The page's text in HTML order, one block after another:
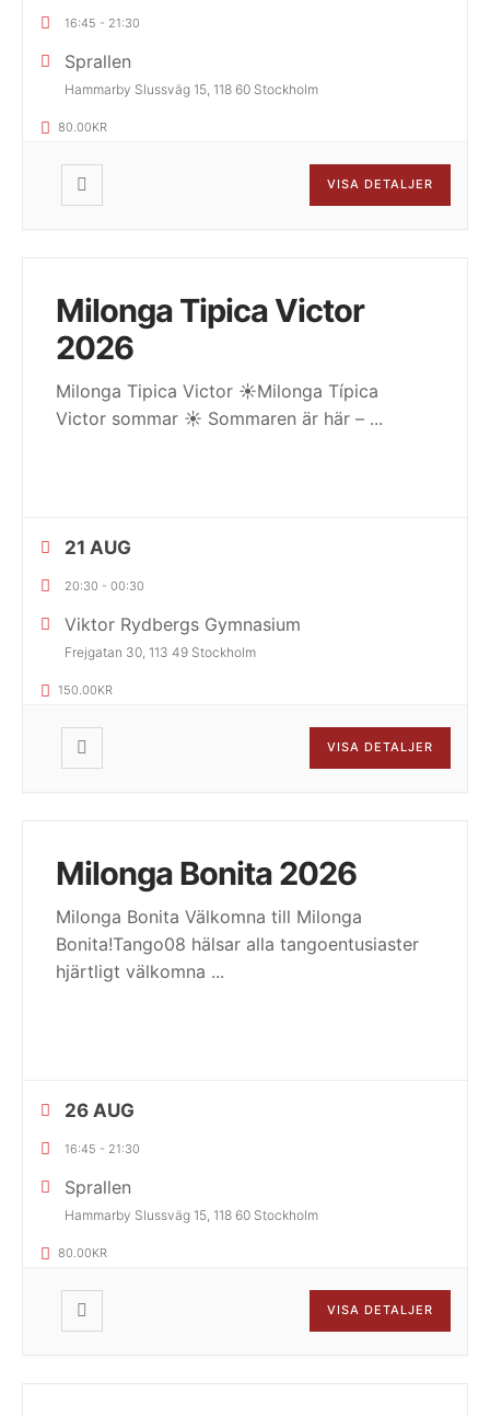
16:45 - 21:30
Sprallen
Hammarby Slussväg 15, 118 60 Stockholm
80.00KR
VISA DETALJER
Milonga Tipica Victor
2026
Milonga Tipica Victor ☀️Milonga Típica
Victor sommar ☀️ Sommaren är här – ...
21 AUG
20:30 - 00:30
Viktor Rydbergs Gymnasium
Frejgatan 30, 113 49 Stockholm
150.00KR
VISA DETALJER
Milonga Bonita 2026
Milonga Bonita Välkomna till Milonga
Bonita!Tango08 hälsar alla tangoentusiaster
hjärtligt välkomna ...
26 AUG
16:45 - 21:30
Sprallen
Hammarby Slussväg 15, 118 60 Stockholm
80.00KR
VISA DETALJER